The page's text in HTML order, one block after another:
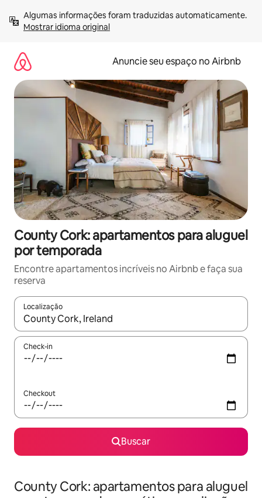
para
Mostrar idioma original
Anuncie seu espaço no Airbnb
County Cork: apartamentos para aluguel
por temporada
Encontre apartamentos incríveis no Airbnb e faça sua
reserva
Localização
Quando os resultados estiverem disponíveis, explore-os
Check-in
Checkout
Buscar
County Cork: apartamentos para aluguel